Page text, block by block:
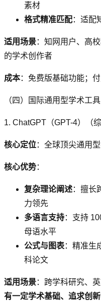
素材
格式精准匹配：适配
适用场景：知网用户、高
的学术创作者
成本：免费版基础功能；
（四）国际通用型学术工
1. ChatGPT（GPT-4）（
核心定位：全球顶尖通用
核心优势：
复杂理论阐述：擅长
力领先
多语言支持：支持
母语水平
公式与图表：精准生
科论文
适用场景：跨学科研究、
有一定学术基础、追求创